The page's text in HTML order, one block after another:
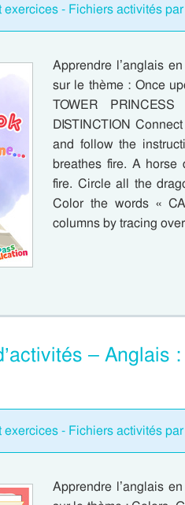
exercices - Fichiers activités
Apprendre l’anglais
sur le thème : Once
TOWER
DISTINCTION
and follow the
breathes fire. A horse
fire. Circle all the
Color the words «
columns by tracing
– Anglais
exercices - Fichiers activités
Apprendre l’anglais